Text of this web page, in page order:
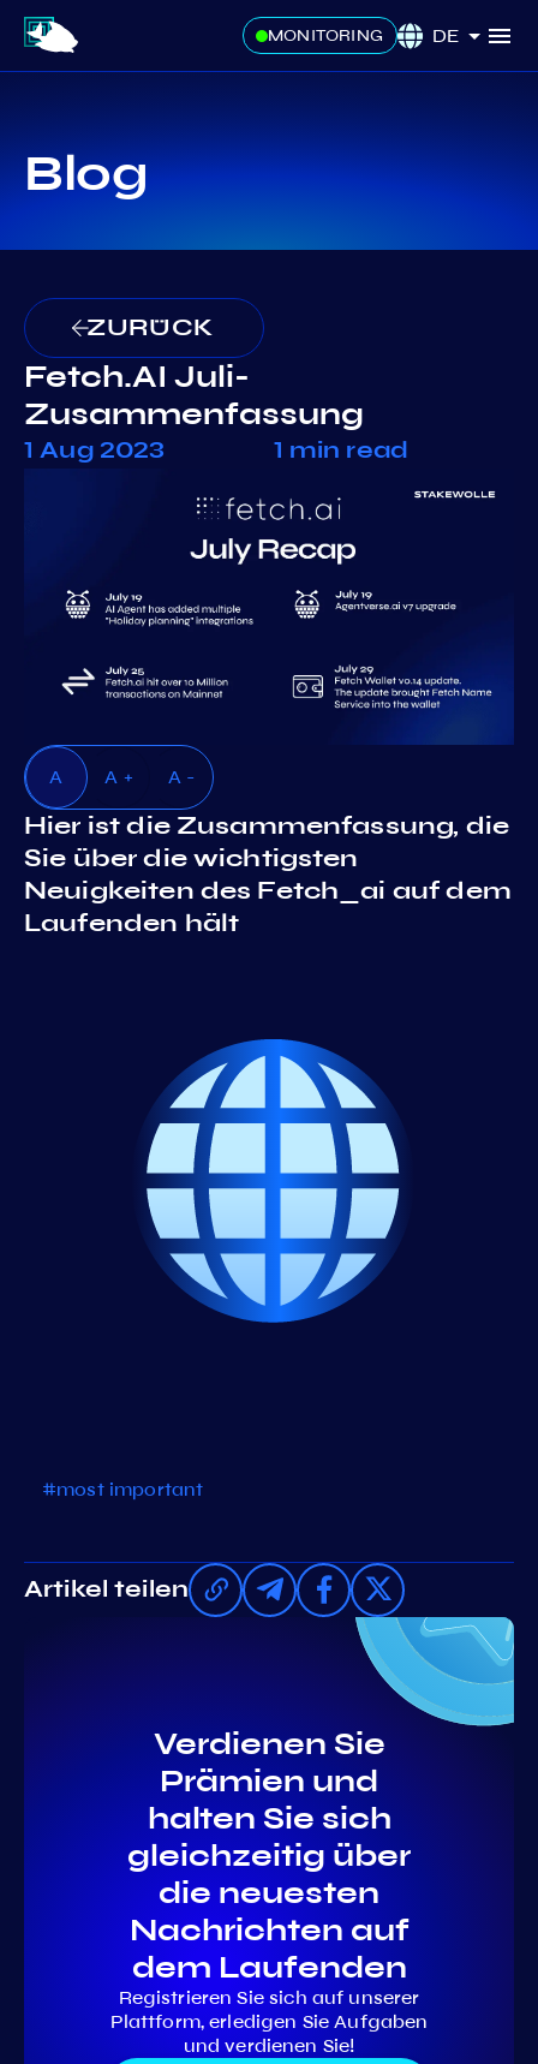
MONITORING DE
Blog
ZURÜCK
Fetch.AI Juli-
Zusammenfassung
1 Aug 2023 1 min read
A A + A -
Hier ist die Zusammenfassung, die
Sie über die wichtigsten
Neuigkeiten des Fetch_ai auf dem
Laufenden hält
#most important
Artikel teilen
Verdienen Sie
Prämien und
halten Sie sich
gleichzeitig über
die neuesten
Nachrichten auf
dem Laufenden
Registrieren Sie sich auf unserer
Plattform, erledigen Sie Aufgaben
und verdienen Sie!